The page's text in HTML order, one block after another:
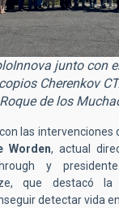
junto con
Cherenkov
de los
las intervenciones
Worden, actual
y
que destacó
detectar vida